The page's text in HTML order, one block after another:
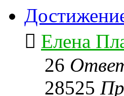
Елена
26
28525